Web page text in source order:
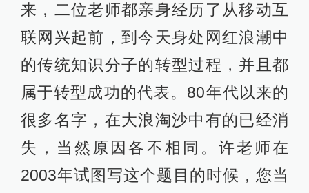
来，二位老师都亲身经历了从移动互
联网兴起前，到今天身处网红浪潮中
的传统知识分子的转型过程，并且都
属于转型成功的代表。80年代以来的
很多名字，在大浪淘沙中有的已经消
失，当然原因各不相同。许老师在
2003年试图写这个题目的时候，您当